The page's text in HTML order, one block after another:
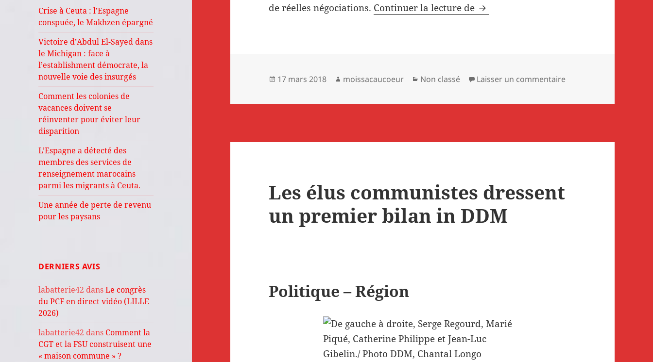
Crise à Ceuta : l’Espagne
conspuée, le Makhzen épargné
Victoire d’Abdul El-Sayed dans
le Michigan : face à
l’establishment démocrate, la
nouvelle voie des insurgés
Comment les colonies de
vacances doivent se
réinventer pour éviter leur
disparition
L’Espagne a détecté des
membres des services de
renseignement marocains
parmi les migrants à Ceuta.
Une année de perte de revenu
pour les paysans
DERNIERS AVIS
labatterie42 dansLe congrès
du PCF en direct vidéo (LILLE
2026)
labatterie42 dans Comment la
CGT et la FSU construisent une
« maison commune » ?
de réelles négociations. Continuer la lecture de Les cheminots s’engage dans une
Publié
17 mars 2018 Auteur
moissacaucoeur Catégories
Non classé Laisser un commentairesur Les cheminots
Les élus communistes dressent
un premier bilan in DDM
Politique – Région